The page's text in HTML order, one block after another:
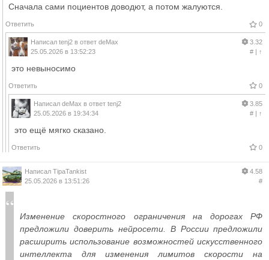
Сначала сами поциентов доводют, а потом жалуются.
Ответить 0
Написал tenj2 в ответ deMax
25.05.2026 в 13:52:23
3.32
#| ↑
это невыносимо
Ответить 0
Написал deMax в ответ tenj2
25.05.2026 в 19:34:34
3.85
#| ↑
это ещё мягко сказано.
Ответить 0
Написал TipaTankist
25.05.2026 в 13:51:26
4.58
#
Изменение скоростного ограничения на дорогах РФ
предложили доверить нейросети. В России предложили
расширить использование возможностей искусственного
интеллекта для изменения лимитов скорости на